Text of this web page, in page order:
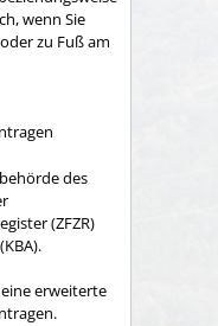
wenn Sie
zu Fuß am
des
(ZFZR)
erweiterte